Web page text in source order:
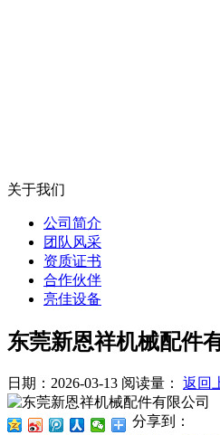
关于我们
公司简介
团队风采
资质证书
合作伙伴
亮佳设备
东莞新恩祥机械配件
日期：2026-03-13 阅读量： 返回
分享到：